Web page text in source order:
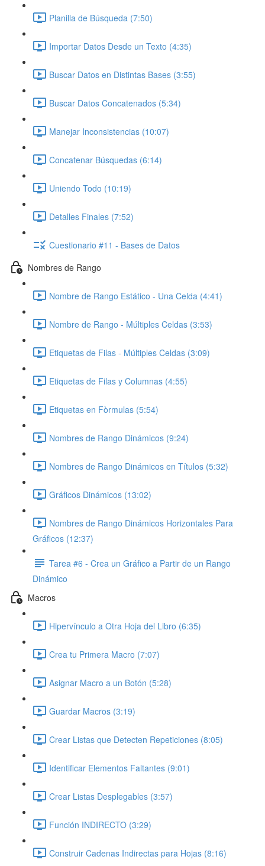
Planilla de Búsqueda (7:50)
Importar Datos Desde un Texto (4:35)
Buscar Datos en Distintas Bases (3:55)
Buscar Datos Concatenados (5:34)
Manejar Inconsistencias (10:07)
Concatenar Búsquedas (6:14)
Uniendo Todo (10:19)
Detalles Finales (7:52)
Cuestionario #11 - Bases de Datos
Nombres de Rango
Nombre de Rango Estático - Una Celda (4:41)
Nombre de Rango - Múltiples Celdas (3:53)
Etiquetas de Filas - Múltiples Celdas (3:09)
Etiquetas de Filas y Columnas (4:55)
Etiquetas en Fòrmulas (5:54)
Nombres de Rango Dinámicos (9:24)
Nombres de Rango Dinámicos en Títulos (5:32)
Gráficos Dinámicos (13:02)
Nombres de Rango Dinámicos Horizontales Para
Gráficos (12:37)
Tarea #6 - Crea un Gráfico a Partir de un Rango
Dinámico
Macros
Hipervínculo a Otra Hoja del Libro (6:35)
Crea tu Primera Macro (7:07)
Asignar Macro a un Botón (5:28)
Guardar Macros (3:19)
Crear Listas que Detecten Repeticiones (8:05)
Identificar Elementos Faltantes (9:01)
Crear Listas Desplegables (3:57)
Función INDIRECTO (3:29)
Construir Cadenas Indirectas para Hojas (8:16)